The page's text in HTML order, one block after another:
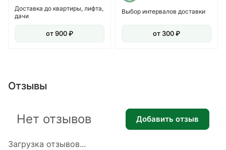
Доставка до квартиры, лифта,
дачи
от 900 ₽
Выбор интервалов доставки
от 300 ₽
Отзывы
Загрузка отзывов...
Нет отзывов Добавить отзыв